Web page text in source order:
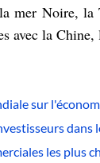
Noire, la
avec la
sur
dans
les plus